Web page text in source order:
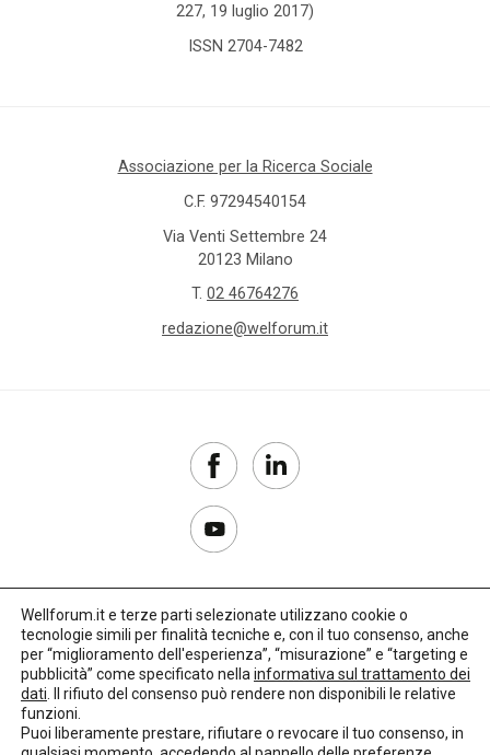
227, 19 luglio 2017)
ISSN 2704-7482
Associazione per la Ricerca Sociale
C.F. 97294540154
Via Venti Settembre 24
20123 Milano
T. 02 46764276
redazione@welforum.it
Copyright 2017–2026
Privacy Policy
Wellforum.it e terze parti selezionate utilizzano cookie o
tecnologie simili per finalità tecniche e, con il tuo consenso, anche
per “miglioramento dell'esperienza”, “misurazione” e “targeting e
pubblicità” come specificato nella informativa sul trattamento dei
dati . Il rifiuto del consenso può rendere non disponibili le relative
funzioni.
Puoi liberamente prestare, rifiutare o revocare il tuo consenso, in